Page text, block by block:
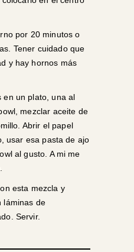
por 20 minutos o
Tener cuidado que
y hay hornos más
en un plato, una al
mezclar aceite de
Abrir el papel
usar esa pasta de ajo
al gusto. A mi me
esta mezcla y
láminas de
Servir.